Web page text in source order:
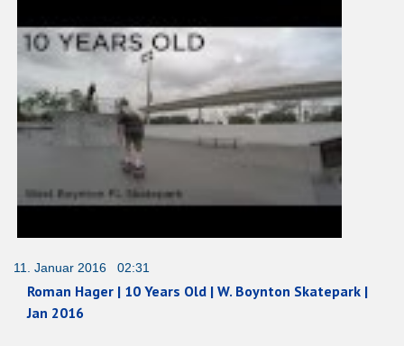
11. Januar 2016 02:31
Roman Hager | 10 Years Old | W. Boynton Skatepark |
Jan 2016